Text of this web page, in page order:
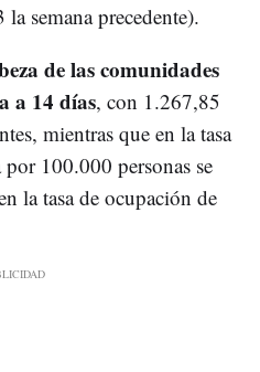
la semana precedente).
de las comunidades
a 14 días, con 1.267,85
mientras que en la tasa
100.000 personas se
la tasa de ocupación de